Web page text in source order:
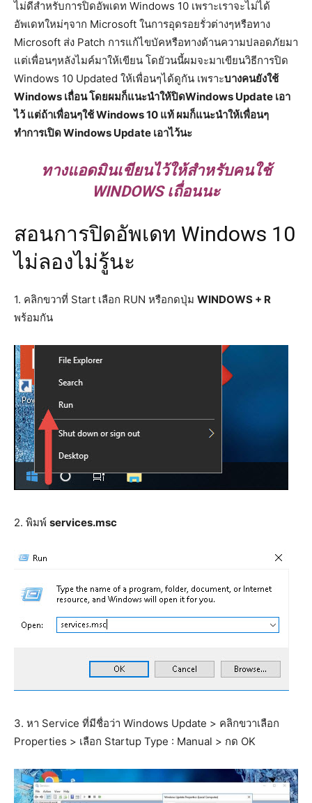
ไม่ดีสำหรับการปิดอัพเดท Windows 10 เพราะเราจะไม่ได้
อัพเดทใหม่ๆจาก Microsoft ในการอุดรอยรั่วต่างๆหรือทาง
Microsoft ส่ง Patch การแก้ไขบัคหรือทางด้านความปลอดภัยมา
แต่เพื่อนๆหลังไมค์มาให้เขียน โดยัวนนี้ผมจะมาเขียนวิธีการปิด
Windows 10 Updated ให้เพื่อนๆได้ดูกัน เพราะบางคนยังใช้
Windows เถื่อน โดยผมก็แนะนำให้ปิดWindows Update เอา
ไว้ แต่ถ้าเพื่อนๆใช้ Windows 10 แท้ ผมก็แนะนำให้เพื่อนๆ
ทำการเปิด Windows Update เอาไว้นะ
ทางแอดมินเขียนไว้ให้สำหรับคนใช้
WINDOWS เถื่อนนะ
สอนการปิดอัพเดท Windows 10
ไม่ลองไม่รู้นะ
1. คลิกขวาที่ Start เลือก RUN หรือกดปุ่ม WINDOWS + R
พร้อมกัน
2. พิมพ์ services.msc
3. หา Service ที่มีชื่อว่า Windows Update > คลิกขวาเลือก
Properties > เลือก Startup Type : Manual > กด OK